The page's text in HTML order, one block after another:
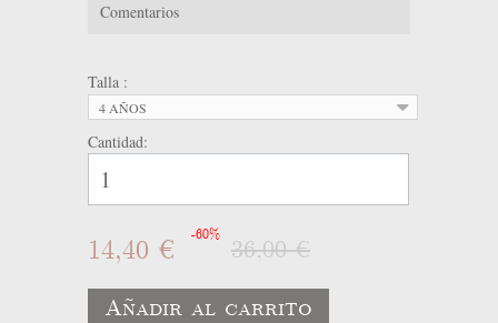
Comentarios
Talla :
4 AÑOS
Cantidad:
14,40 € -60%
36,00 €
Añadir al carrito